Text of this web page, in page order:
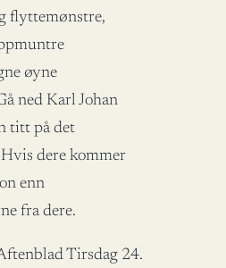
flyttemønstre,
øyne
ned Karl Johan
titt på det
dere kommer
enn
fra dere.
Tirsdag 24.